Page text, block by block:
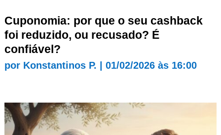
Cuponomia: por que o seu cashback
foi reduzido, ou recusado? É
confiável?
por Konstantinos P. 01/02/2026 às 16:00